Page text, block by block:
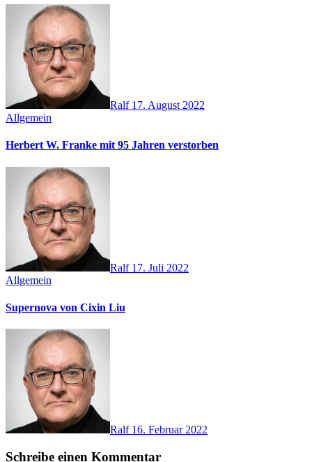
Ralf 17. August 2022
Allgemein
Herbert W. Franke mit 95 Jahren verstorben
Ralf 17. Juli 2022
Allgemein
Supernova von Cixin Liu
Ralf 16. Februar 2022
Schreibe einen Kommentar